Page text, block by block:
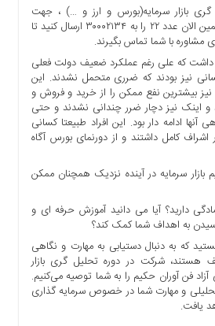
گری بازار سرمایه(بورس و ارز و …) ، جهت
استفاده از مشاوره رایگان همین الان عدد ۲۲ را به ۳۰۰۰۲۱۳۴ ارسال کنید تا
مشاوره با شما تماس بگیرند.
داشت که علی رغم عملکرد ضعیف دولت فعلی
نیز بودند که ضرری متحمل نشدند. این
بیشترین نفع ممکن را از خرید و فروش و
و اینک نیز دچار ضرر چندانی نشدند و حتی
آنها ادامه دار بود. این افراد طبیعتا کسانی
اشراف کامل داشتند و از دورنمای بورس آگاه
سرمایه در آینده نزدیک همچنان ممکن
دارید؟ آیا می دانید آموزش حرفه ای و
به اهداف شما کمک کند؟
که به دنبال دستیابی به مهارت و نگاهی
هستند، شرکت در دوره تحلیل گری بازار
فن آوران حکیم را به شما توصیه می‌کنیم.
و مهارت شما در خصوص سرمایه گذاری
یافت.